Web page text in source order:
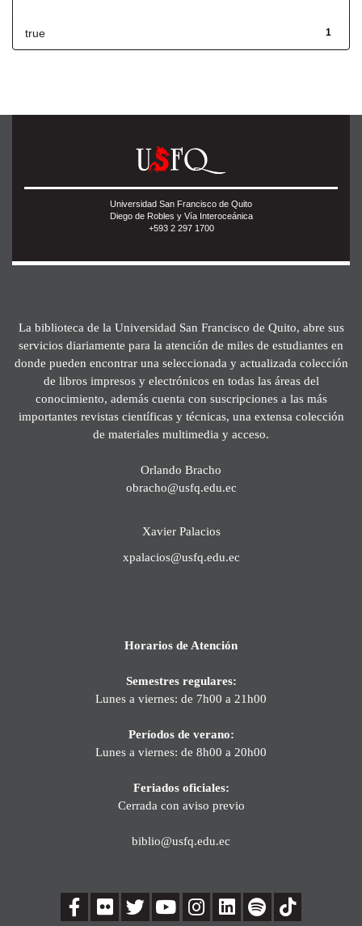
1
true
Universidad San Francisco de Quito
Diego de Robles y Vía Interoceánica
+593 2 297 1700
La biblioteca de la Universidad San Francisco de Quito, abre sus
servicios diariamente para la atención de miles de estudiantes en
donde pueden encontrar una seleccionada y actualizada colección
de libros impresos y electrónicos en todas las áreas del
conocimiento, además cuenta con suscripciones a las más
importantes revistas científicas y técnicas, una extensa colección
de materiales multimedia y acceso.
Orlando Bracho
obracho@usfq.edu.ec
Xavier Palacios
xpalacios@usfq.edu.ec
Horarios de Atención
Semestres regulares:
Lunes a viernes: de 7h00 a 21h00
Períodos de verano:
Lunes a viernes: de 8h00 a 20h00
Feriados oficiales:
Cerrada con aviso previo
biblio@usfq.edu.ec